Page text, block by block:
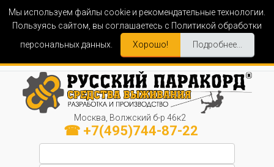
Мы используем файлы cookie и рекомендательные технологии.
Пользуясь сайтом, вы соглашаетесь с Политикой обработки
персональных данных.
Хорошо! Подробнее...
Москва, Волжский б-р 46к2
☎ +7(495)744-87-22